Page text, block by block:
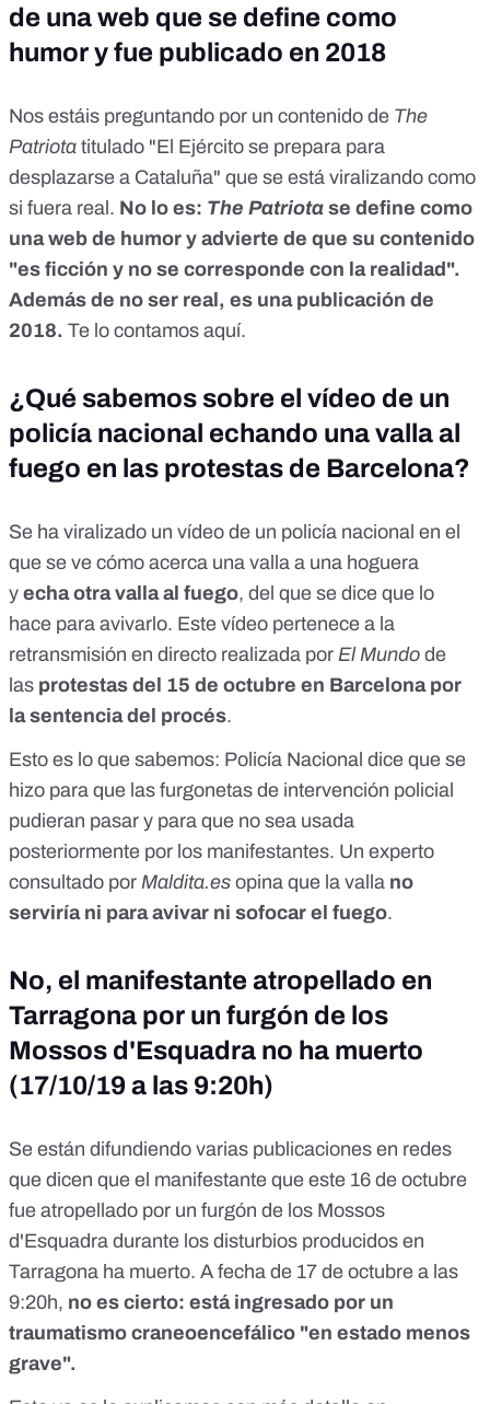
de una web que se define como
humor y fue publicado en 2018
Nos estáis preguntando por un contenido de The
Patriota titulado "El Ejército se prepara para
desplazarse a Cataluña" que se está viralizando como
si fuera real. No lo es: The Patriota se define como
una web de humor y advierte de que su contenido
"es ficción y no se corresponde con la realidad".
Además de no ser real, es una publicación de
2018. Te lo contamos aquí.
¿Qué sabemos sobre el vídeo de un
policía nacional echando una valla al
fuego en las protestas de Barcelona?
Se ha viralizado un vídeo de un policía nacional en el
que se ve cómo acerca una valla a una hoguera
y echa otra valla al fuego, del que se dice que lo
hace para avivarlo. Este vídeo pertenece a la
retransmisión en directo realizada por El Mundo de
las protestas del 15 de octubre en Barcelona por
la sentencia del procés.
Esto es lo que sabemos: Policía Nacional dice que se
hizo para que las furgonetas de intervención policial
pudieran pasar y para que no sea usada
posteriormente por los manifestantes. Un experto
consultado por Maldita.es opina que la valla no
serviría ni para avivar ni sofocar el fuego.
No, el manifestante atropellado en
Tarragona por un furgón de los
Mossos d'Esquadra no ha muerto
(17/10/19 a las 9:20h)
Se están difundiendo varias publicaciones en redes
que dicen que el manifestante que este 16 de octubre
fue atropellado por un furgón de los Mossos
d'Esquadra durante los disturbios producidos en
Tarragona ha muerto. A fecha de 17 de octubre a las
9:20h, no es cierto: está ingresado por un
traumatismo craneoencefálico "en estado menos
grave".